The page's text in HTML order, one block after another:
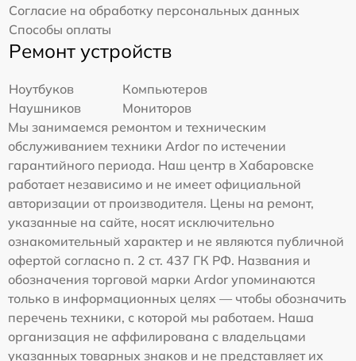
Согласие на обработку персональных данных
Способы оплаты
Ремонт устройств
Ноутбуков
Компьютеров
Наушников
Мониторов
Мы занимаемся ремонтом и техническим
обслуживанием техники Ardor по истечении
гарантийного периода. Наш центр в Хабаровске
работает независимо и не имеет официальной
авторизации от производителя. Цены на ремонт,
указанные на сайте, носят исключительно
ознакомительный характер и не являются публичной
офертой согласно п. 2 ст. 437 ГК РФ. Названия и
обозначения торговой марки Ardor упоминаются
только в информационных целях — чтобы обозначить
перечень техники, с которой мы работаем. Наша
организация не аффилирована с владельцами
указанных товарных знаков и не представляет их